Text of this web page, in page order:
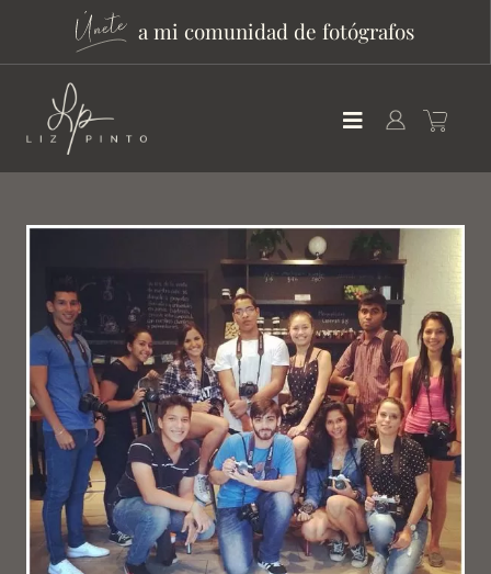
a mi comunidad de fotógrafos